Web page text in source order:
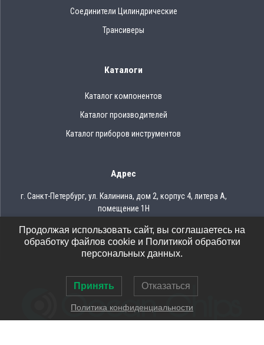
Соединители Цилиндрические
Трансиверы
Каталоги
Каталог компонентов
Каталог производителей
Каталог приборов инструментов
Адрес
г. Санкт-Петербург, ул. Калинина, дом 2, корпус 4, литера А,
помещение 1Н
Тел.: 8 (812) 309-75-97
Email: ocean@oceanchips.ru
Продолжая использовать сайт, вы соглашаетесь на
обработку файлов cookie и Политикой обработки
персональных данных.
Принять Отказаться
Политика конфиденциальности